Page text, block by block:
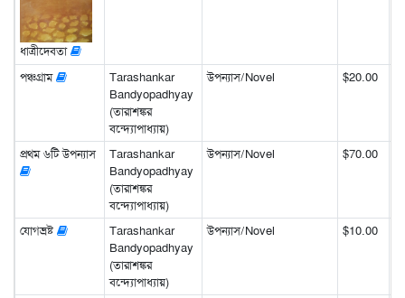
ধাত্রীদেবতা
পঞ্চগ্রাম
Tarashankar
Bandyopadhyay
(তারাশঙ্কর
বন্দ্যোপাধ্যায়)
উপন্যাস/Novel $20.00
প্রথম ৬টি উপন্যাস
Tarashankar
Bandyopadhyay
(তারাশঙ্কর
বন্দ্যোপাধ্যায়)
উপন্যাস/Novel $70.00
যোগভ্রষ্ট
Tarashankar
Bandyopadhyay
(তারাশঙ্কর
বন্দ্যোপাধ্যায়)
উপন্যাস/Novel $10.00